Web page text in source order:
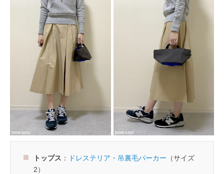
トップス ： ドレステリア・吊裏毛パーカー （サイズ
2）